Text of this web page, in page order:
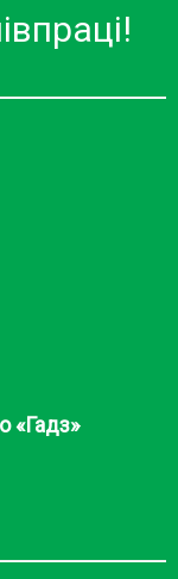
«Гадз»